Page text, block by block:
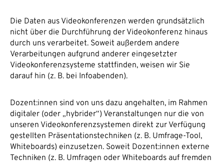
Die Daten aus Videokonferenzen werden grundsätzlich
nicht über die Durchführung der Videokonferenz hinaus
durch uns verarbeitet. Soweit außerdem andere
Verarbeitungen aufgrund anderer eingesetzter
Videokonferenzsysteme stattfinden, weisen wir Sie
darauf hin (z. B. bei Infoabenden).
Dozent:innen sind von uns dazu angehalten, im Rahmen
digitaler (oder „hybrider“) Veranstaltungen nur die von
unseren Videokonferenzsystemen direkt zur Verfügung
gestellten Präsentationstechniken (z. B. Umfrage-Tool,
Whiteboards) einzusetzen. Soweit Dozent:innen externe
Techniken (z. B. Umfragen oder Whiteboards auf fremden